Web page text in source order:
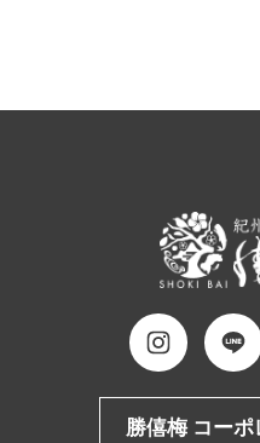
勝僖梅 コー